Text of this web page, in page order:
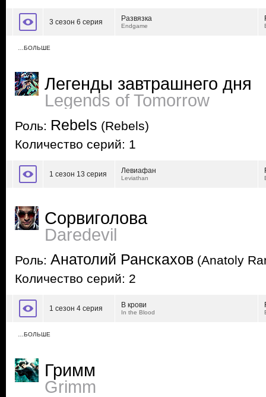
3 сезон 6 серия Развязка
Endgame
…БОЛЬШЕ
Легенды завтрашнего дня
Legends of Tomorrow
Роль: Rebels (Rebels)
Количество серий: 1
1 сезон 13 серия Левиафан
Leviathan
Сорвиголова
Daredevil
Роль: Анатолий Ранскахов (Anatoly
Количество серий: 2
1 сезон 4 серия В крови
In the Blood
…БОЛЬШЕ
Гримм
Grimm